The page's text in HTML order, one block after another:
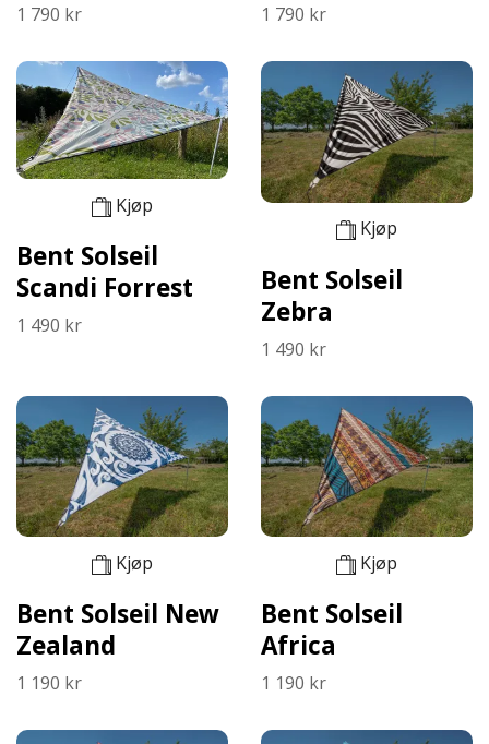
1 790 kr 1 790 kr
Kjøp
Bent Solseil
Scandi Forrest
1 490 kr
Kjøp
Bent Solseil
Zebra
1 490 kr
Kjøp
Bent Solseil New
Zealand
1 190 kr
Kjøp
Bent Solseil
Africa
1 190 kr